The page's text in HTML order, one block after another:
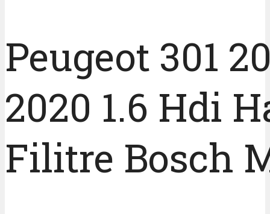
Peugeot 301
2020 1.6 Hdi
Filitre Bosch